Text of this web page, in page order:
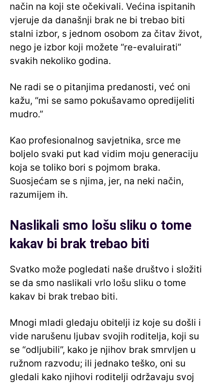
način na koji ste očekivali. Većina ispitanih
vjeruje da današnji brak ne bi trebao biti
stalni izbor, s jednom osobom za čitav život,
nego je izbor koji možete “re-evaluirati”
svakih nekoliko godina.
Ne radi se o pitanjima predanosti, već oni
kažu, “mi se samo pokušavamo opredijeliti
mudro.”
Kao profesionalnog savjetnika, srce me
boljelo svaki put kad vidim moju generaciju
koja se toliko bori s pojmom braka.
Suosjećam se s njima, jer, na neki način,
razumijem ih.
Naslikali smo lošu sliku o tome
kakav bi brak trebao biti
Svatko može pogledati naše društvo i složiti
se da smo naslikali vrlo lošu sliku o tome
kakav bi brak trebao biti.
Mnogi mladi gledaju obitelji iz koje su došli i
vide narušenu ljubav svojih roditelja, koji su
se “odljubili”, kako je njihov brak smrvljen u
ružnom razvodu; ili jednako teško, oni su
gledali kako njihovi roditelji održavaju svoj